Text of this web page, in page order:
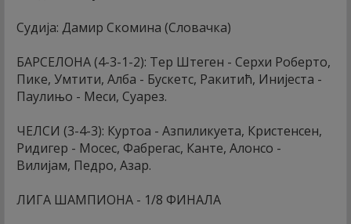
Судија: Дамир Скомина (Словачка)
БАРСЕЛОНА (4-3-1-2): Тер Штеген - Серхи Роберто,
Пике, Умтити, Алба - Бускетс, Ракитић, Инијеста -
Паулињо - Меси, Суарез.
ЧЕЛСИ (3-4-3): Куртоа - Азпиликуета, Кристенсен,
Ридигер - Мосес, Фабрегас, Канте, Алонсо -
Вилијам, Педро, Азар.
ЛИГА ШАМПИОНА - 1/8 ФИНАЛА